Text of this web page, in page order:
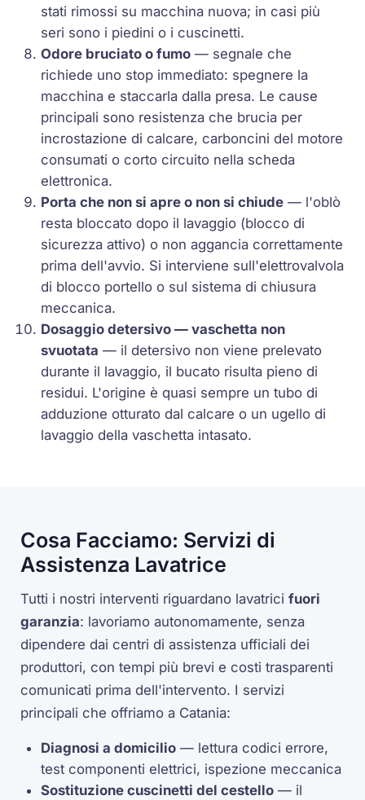
stati rimossi su macchina nuova; in casi più
seri sono i piedini o i cuscinetti.
Odore bruciato o fumo — segnale che
richiede uno stop immediato: spegnere la
macchina e staccarla dalla presa. Le cause
principali sono resistenza che brucia per
incrostazione di calcare, carboncini del motore
consumati o corto circuito nella scheda
elettronica.
Porta che non si apre o non si chiude — l'oblò
resta bloccato dopo il lavaggio (blocco di
sicurezza attivo) o non aggancia correttamente
prima dell'avvio. Si interviene sull'elettrovalvola
di blocco portello o sul sistema di chiusura
meccanica.
Dosaggio detersivo — vaschetta non
svuotata — il detersivo non viene prelevato
durante il lavaggio, il bucato risulta pieno di
residui. L'origine è quasi sempre un tubo di
adduzione otturato dal calcare o un ugello di
lavaggio della vaschetta intasato.
Cosa Facciamo: Servizi di
Assistenza Lavatrice
Tutti i nostri interventi riguardano lavatricifuori
garanzia: lavoriamo autonomamente, senza
dipendere dai centri di assistenza ufficiali dei
produttori, con tempi più brevi e costi trasparenti
comunicati prima dell'intervento. I servizi
principali che offriamo a Catania:
Diagnosi a domicilio — lettura codici errore,
test componenti elettrici, ispezione meccanica
Sostituzione cuscinetti del cestello — il